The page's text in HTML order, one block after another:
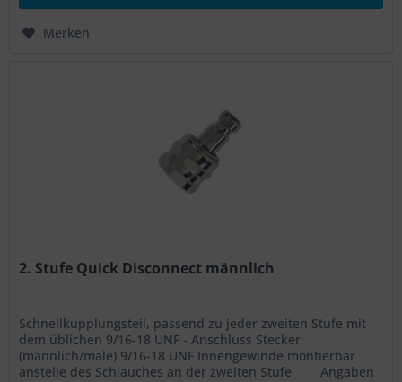
Merken
2. Stufe Quick Disconnect männlich
Schnellkupplungsteil, passend zu jeder zweiten Stufe mit
dem üblichen 9/16-18 UNF - Anschluss Stecker
(männlich/male) 9/16-18 UNF Innengewinde montierbar
anstelle des Schlauches an der zweiten Stufe ____ Angaben